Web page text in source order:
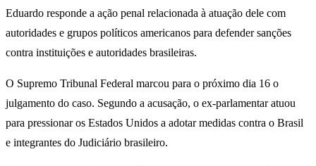
Eduardo responde a ação penal relacionada à atuação dele com
autoridades e grupos políticos americanos para defender sanções
contra instituições e autoridades brasileiras.
O Supremo Tribunal Federal marcou para o próximo dia 16 o
julgamento do caso. Segundo a acusação, o ex-parlamentar atuou
para pressionar os Estados Unidos a adotar medidas contra o Brasil
e integrantes do Judiciário brasileiro.